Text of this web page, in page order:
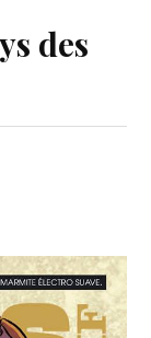
des